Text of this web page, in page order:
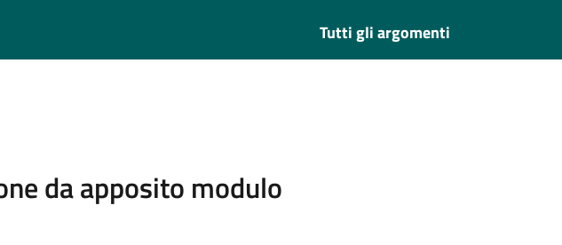
Tutti gli argomenti
da apposito modulo